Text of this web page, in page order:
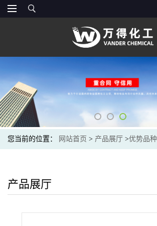
您当前的位置： 网站首页 > 产品展厅 >优势品种
产品展厅